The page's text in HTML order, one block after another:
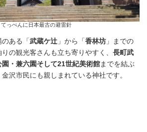
てっぺんに日本最古の避雷針
のある「武蔵ケ辻 」から「香林坊 」までの
の観光客さんも立ち寄りやすく、 長町武
・兼六園そして21世紀美術館までを結ぶ
沢市民にも親しまれている神社です。